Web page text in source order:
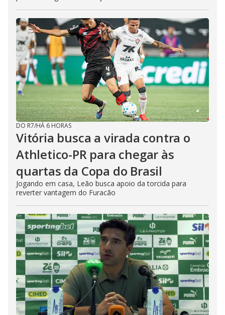
DO R7/HÁ 6 HORAS
Vitória busca a virada contra o
Athletico-PR para chegar às
quartas da Copa do Brasil
Jogando em casa, Leão busca apoio da torcida para
reverter vantagem do Furacão